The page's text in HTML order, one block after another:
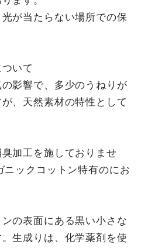
が当たらない場所での保
いて
影響で、多少のうねりが
、天然素材の特性として
加工を施しておりませ
ニックコットン特有のにお
の表面にある黒い小さな
生成りは、化学薬剤を使